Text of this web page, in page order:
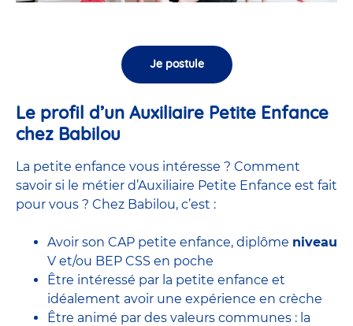
Je postule
Le profil d’un Auxiliaire Petite Enfance
chez Babilou
La petite enfance vous intéresse ? Comment
savoir si le métier d’Auxiliaire Petite Enfance est fait
pour vous ? Chez Babilou, c’est :
Avoir son CAP petite enfance, diplôme niveau
V et/ou BEP CSS en poche
Être intéressé par la petite enfance et
idéalement avoir une expérience en crèche
Être animé par des valeurs communes : la